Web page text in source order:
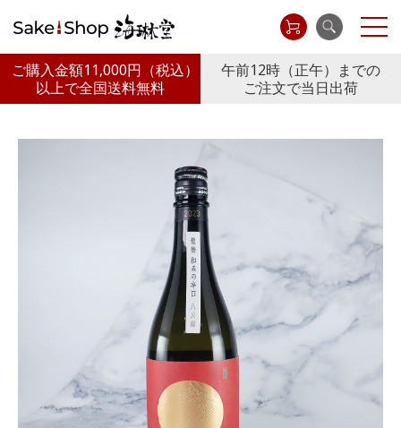
ご購入金額11,000円 （税込）
以上で全国送料無料
午前12時（正午）までの
ご注文で当日出荷